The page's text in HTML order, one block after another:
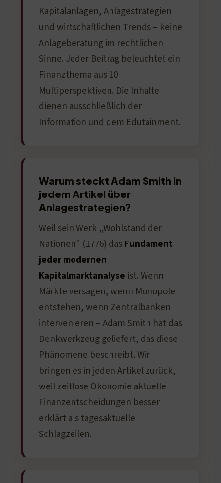
Kapitalanlagen, Anlagestrategien
und wirtschaftlichen Trends – keine
Anlageberatung im rechtlichen
Sinne. Jeder Beitrag beleuchtet ein
Finanzthema aus 10
Multiperspektiven. Die Inhalte
dienen ausschließlich der
Information und dem Edutainment.
Warum steckt Adam Smith in
jedem Artikel über
Anlagestrategien?
Weil sein Werk „Wohlstand der
Nationen" (1776) dasFundament
jeder modernen
Kapitalmarktanalyse ist. Wenn
Märkte versagen, wenn Monopole
entstehen, wenn Zentralbanken
intervenieren – Adam Smith hat das
Denkwerkzeug geliefert, das diese
Phänomene beschreibt. Wir
bringen es in jeden Artikel zurück,
weil zeitlose Ökonomie aktuelle
Finanzentscheidungen besser
erklärt als tagesaktuelle
Schlagzeilen.